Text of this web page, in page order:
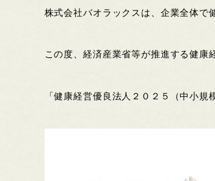
株式会社バオラックスは、企業全体で
この度、経済産業省等が推進する健康
「健康経営優良法人２０２５（中小規